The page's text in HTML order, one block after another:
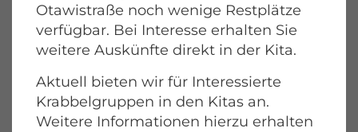
Otawistraße noch wenige Restplätze
verfügbar. Bei Interesse erhalten Sie
weitere Auskünfte direkt in der Kita.
Aktuell bieten wir für Interessierte
Krabbelgruppen in den Kitas an.
Weitere Informationen hierzu erhalten